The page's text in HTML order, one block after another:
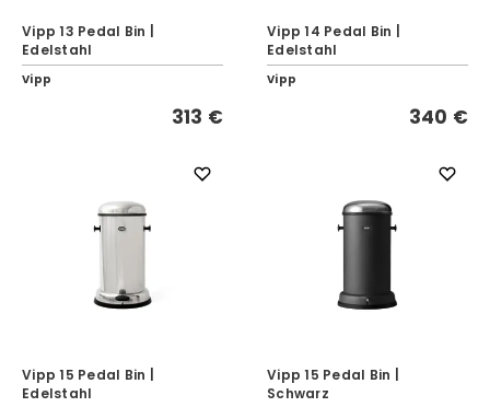
Vipp 13 Pedal Bin |
Edelstahl
Vipp
313 €
Vipp 14 Pedal Bin |
Edelstahl
Vipp
340 €
Vipp 15 Pedal Bin |
Edelstahl
Vipp 15 Pedal Bin |
Schwarz